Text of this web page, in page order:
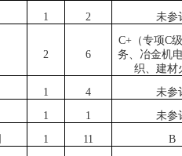
1 2 未参
2 6
C+（专项C
务、冶金机
织、建材
1 4 未参
1 1 未参
1 11 B